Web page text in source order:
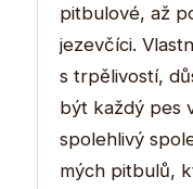
pitbulové, až
jezevčíci.
s trpělivostí,
být každý pes
spolehlivý
mých pitbulů,